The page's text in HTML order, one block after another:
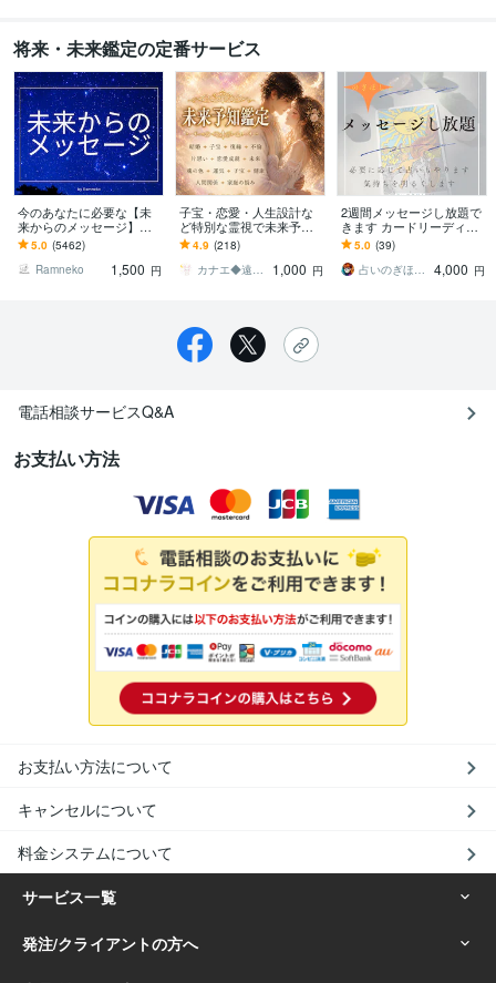
将来・未来鑑定の定番サービス
今のあなたに必要な【未
来からのメッセージ】伝
えます 未来のあなたが
「今のあなた」に強く伝
えたいこととは！？
5.0 (5462)
Ramneko
1,500 円
子宝・恋愛・人生設計な
ど特別な霊視で未来予知
します 遠隔気功師があな
たの運勢を好転させるた
め気を修正します
4.9 (218)
カナエ◆遠隔白魔術
1,000 円
2週間メッセージし放題で
きます カードリーディン
グ インド占星術もOK！
質問放題でスッキリ
5.0 (39)
占いのぎほし⭐︎芒星今日子 運気アップ
4,000 円
電話相談サービスQ&A
お支払い方法
お支払い方法について
キャンセルについて
料金システムについて